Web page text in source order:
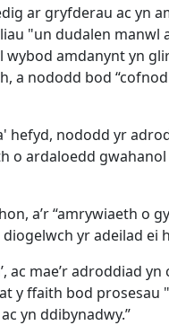
ar gryfderau ac yn
"un dudalen
amdanynt yn
a nododd bod
nododd yr
o ardaloedd
a’r “amrywiaeth o
yr adeilad ei
mae’r adroddiad
y ffaith bod
yn ddibynadwy.”